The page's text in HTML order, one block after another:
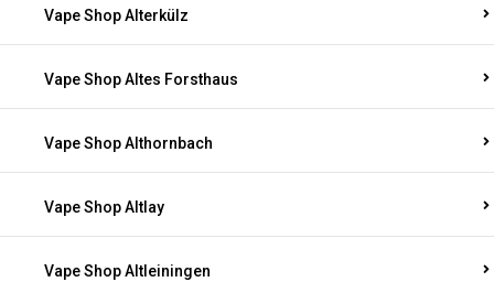
Vape Shop Alterkülz
Vape Shop Altes Forsthaus
Vape Shop Althornbach
Vape Shop Altlay
Vape Shop Altleiningen